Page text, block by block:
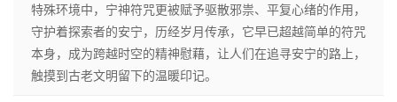
特殊环境中，宁神符咒更被赋予驱散邪祟、平复心绪的作用，
守护着探索者的安宁，历经岁月传承，它早已超越简单的符咒
本身，成为跨越时空的精神慰藉，让人们在追寻安宁的路上，
触摸到古老文明留下的温暖印记。